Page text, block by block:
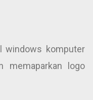
komputer
memaparkan logo